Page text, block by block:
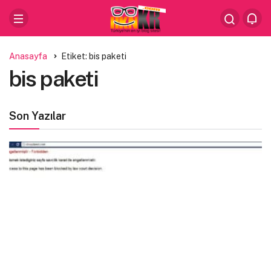
Anasayfa Etiket: bis paketi
bis paketi
Son Yazılar